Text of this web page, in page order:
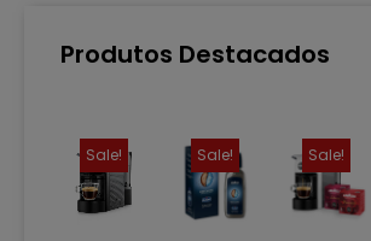
Produtos Destacados
Sale! Sale! Sale!